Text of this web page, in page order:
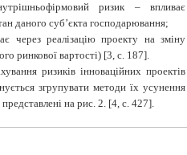
ризик – впливає
даного суб’єкта господарювання;
через реалізацію проекту на зміну
ринкової вартості) [3, с. 187].
ризиків інноваційних проектів
згрупувати методи їх усунення
на рис. 2. [4, с. 427].